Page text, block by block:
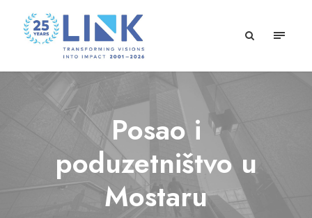
Posao i
poduzetništvo u
Mostaru